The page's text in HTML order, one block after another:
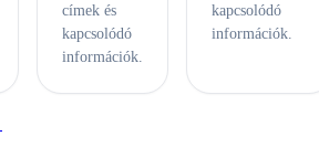
címek és
kapcsolódó
információk.
kapcsolódó
információk.